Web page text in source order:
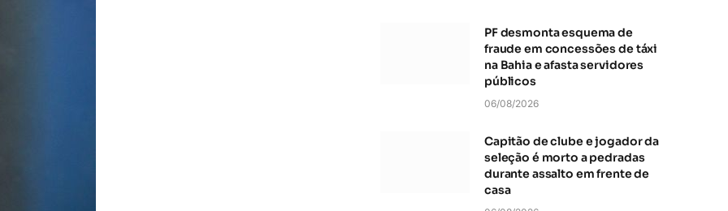
PF desmonta esquema de
fraude em concessões de táxi
na Bahia e afasta servidores
públicos
06/08/2026
Capitão de clube e jogador da
seleção é morto a pedradas
durante assalto em frente de
casa